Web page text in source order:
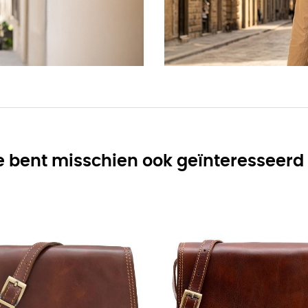
bent misschien ook geïnteresseerd